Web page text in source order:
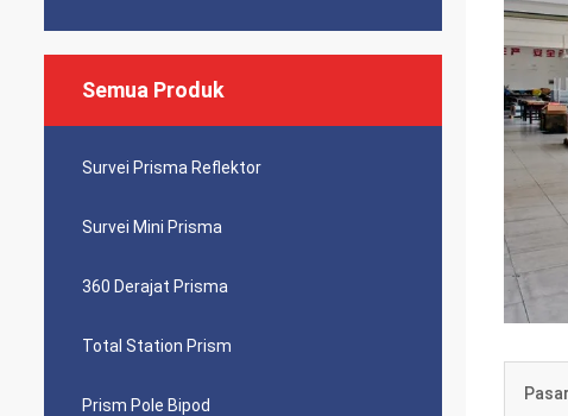
Semua Produk
Survei Prisma Reflektor
Survei Mini Prisma
360 Derajat Prisma
Total Station Prism
Prism Pole Bipod